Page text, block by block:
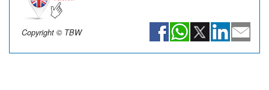
Copyright © TBW